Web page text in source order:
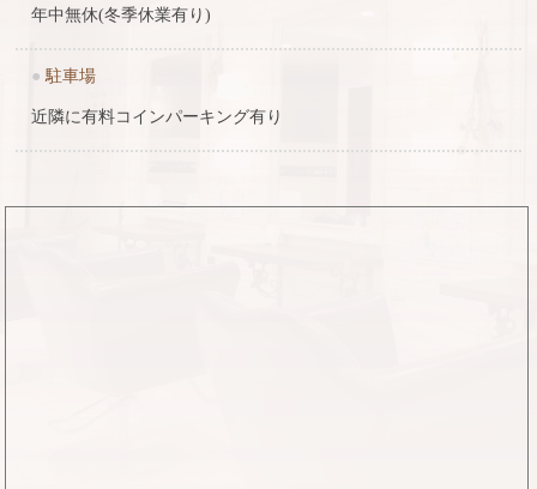
年中無休(冬季休業有り)
● 駐車場
近隣に有料コインパーキング有り